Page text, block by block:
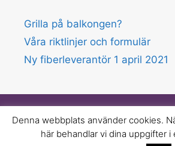
Grilla på balkongen?
Våra riktlinjer och formulär
Ny fiberleverantör 1 april 2021
Telefon: 08-550 346
Denna webbplats använder cookies.
här behandlar vi dina uppgifter i